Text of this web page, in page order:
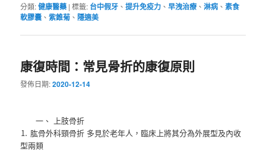
分類:健康醫藥 |標籤: 台中假牙 、提升免疫力 、早洩治療 、淋病 、素食
軟膠囊 、紫錐菊 、 隱適美
康復時間：常見骨折的康復原則
發佈日期:2020-12-14
一、 上肢骨折
⒈ 肱骨外科頸骨折 多見於老年人，臨床上將其分為外展型及內收
型兩類